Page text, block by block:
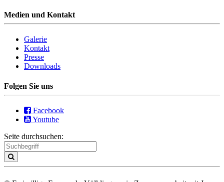
Medien und Kontakt
Galerie
Kontakt
Presse
Downloads
Folgen Sie uns
Facebook
Youtube
Seite durchsuchen: